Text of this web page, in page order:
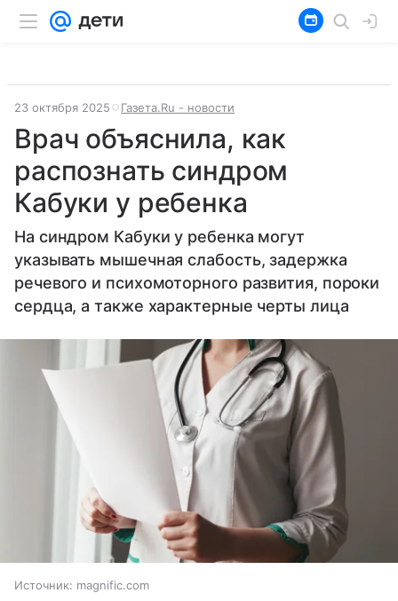
23 октября 2025 Газета.Ru - новости
Врач объяснила, как
распознать синдром
Кабуки у ребенка
На синдром Кабуки у ребенка могут
указывать мышечная слабость, задержка
речевого и психомоторного развития, пороки
сердца, а также характерные черты лица
Источник: magnific.com